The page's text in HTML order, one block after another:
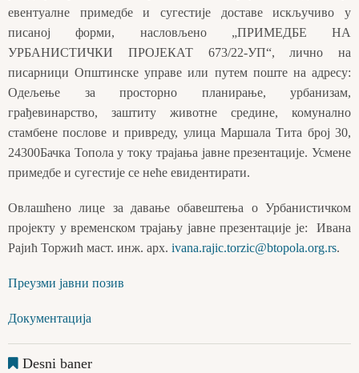
евентуалне примедбе и сугестије доставе искључиво у
писаној форми, насловљено „ПРИМЕДБЕ НА
УРБАНИСТИЧКИ ПРОЈЕКАТ 673/22-УП“, лично на
писарници Општинске управе или путем поште на адресу:
Одељење за просторно планирање, урбанизам,
грађевинарство, заштиту животне средине, комунално
стамбене послове и привреду, улица Маршала Тита број 30,
24300Бачка Топола у току трајања јавне презентације. Усмене
примедбе и сугестије се неће евидентирати.
Овлашћено лице за давање обавештења о Урбанистичком
пројекту у временском трајању јавне презентације је: Ивана
Рајић Торжић маст. инж. арх. ivana.rajic.torzic@btopola.org.rs.
Преузми јавни позив
Документација
Desni baner